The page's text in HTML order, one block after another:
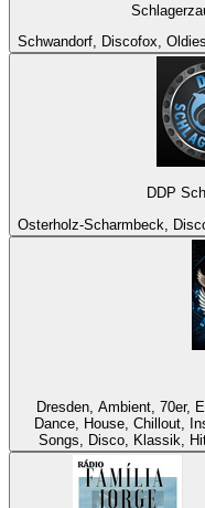
Schwandorf, Discofox,
DDP
Osterholz-Scharmbeck,
Dresden, Ambient, 70er,
Dance, House, Chillout,
Songs, Disco, Klassik,